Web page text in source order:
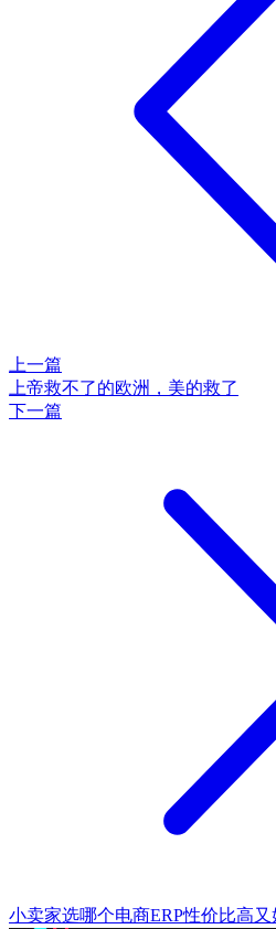
上一篇
上帝救不了的欧洲，美的救了
下一篇
小卖家选哪个电商ERP性价比高